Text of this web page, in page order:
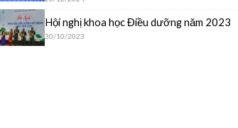
Hội nghị khoa học Điều dưỡng năm 2023
30/10/2023